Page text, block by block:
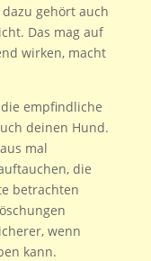
gehört auch
Das mag auf
wirken, macht
empfindliche
deinen Hund.
mal
die
betrachten
wenn
kann.